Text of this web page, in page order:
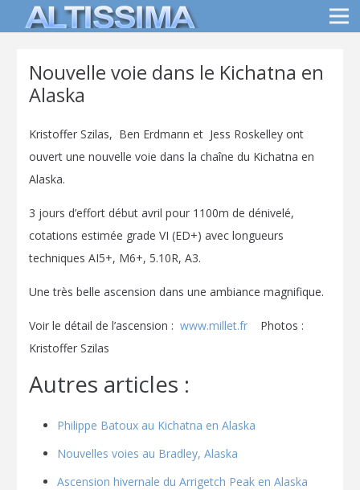
Nouvelle voie dans le Kichatna en
Alaska
Kristoffer Szilas, Ben Erdmann et Jess Roskelley ont
ouvert une nouvelle voie dans la chaîne du Kichatna en
Alaska.
3 jours d’effort début avril pour 1100m de dénivelé,
cotations estimée grade VI (ED+) avec longueurs
techniques AI5+, M6+, 5.10R, A3.
Une très belle ascension dans une ambiance magnifique.
Voir le détail de l’ascension : www.millet.fr Photos :
Kristoffer Szilas
Autres articles :
Philippe Batoux au Kichatna en Alaska
Nouvelles voies au Bradley, Alaska
Ascension hivernale du Arrigetch Peak en Alaska